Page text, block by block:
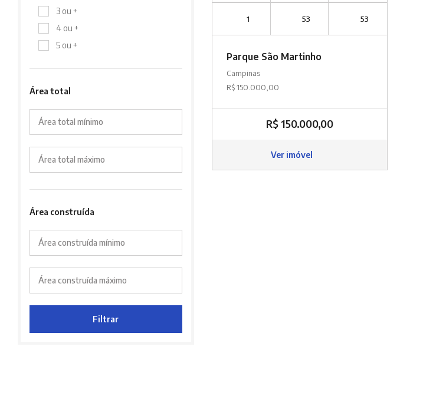
1 53 53
Parque São Martinho
Campinas
R$ 150.000,00
R$ 150.000,00
Ver imóvel
3 ou +
4 ou +
5 ou +
Área total
Área total mínimo
Área total máximo
Área construída
Área construída mínimo
Área construída máximo
Filtrar